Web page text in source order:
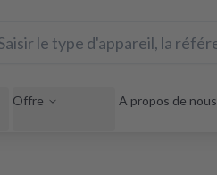
Offre A propos de nous